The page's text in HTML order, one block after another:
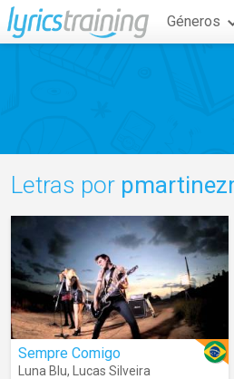
Géneros
Letras por
Sempre Comigo
Luna Blu, Lucas Silveira